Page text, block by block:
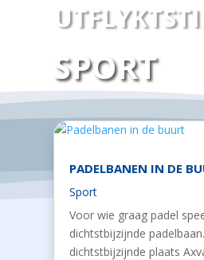
SPORT
PADELBANEN IN DE
Sport
Voor wie graag padel
dichtstbijzijnde
dichtstbijzijnde plaats